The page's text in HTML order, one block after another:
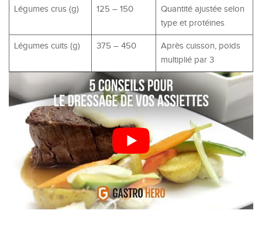
Légumes crus (g) 125 – 150
Quantité ajustée selon
type et protéines
Légumes cuits (g) 375 – 450
Après cuisson, poids
multiplié par 3